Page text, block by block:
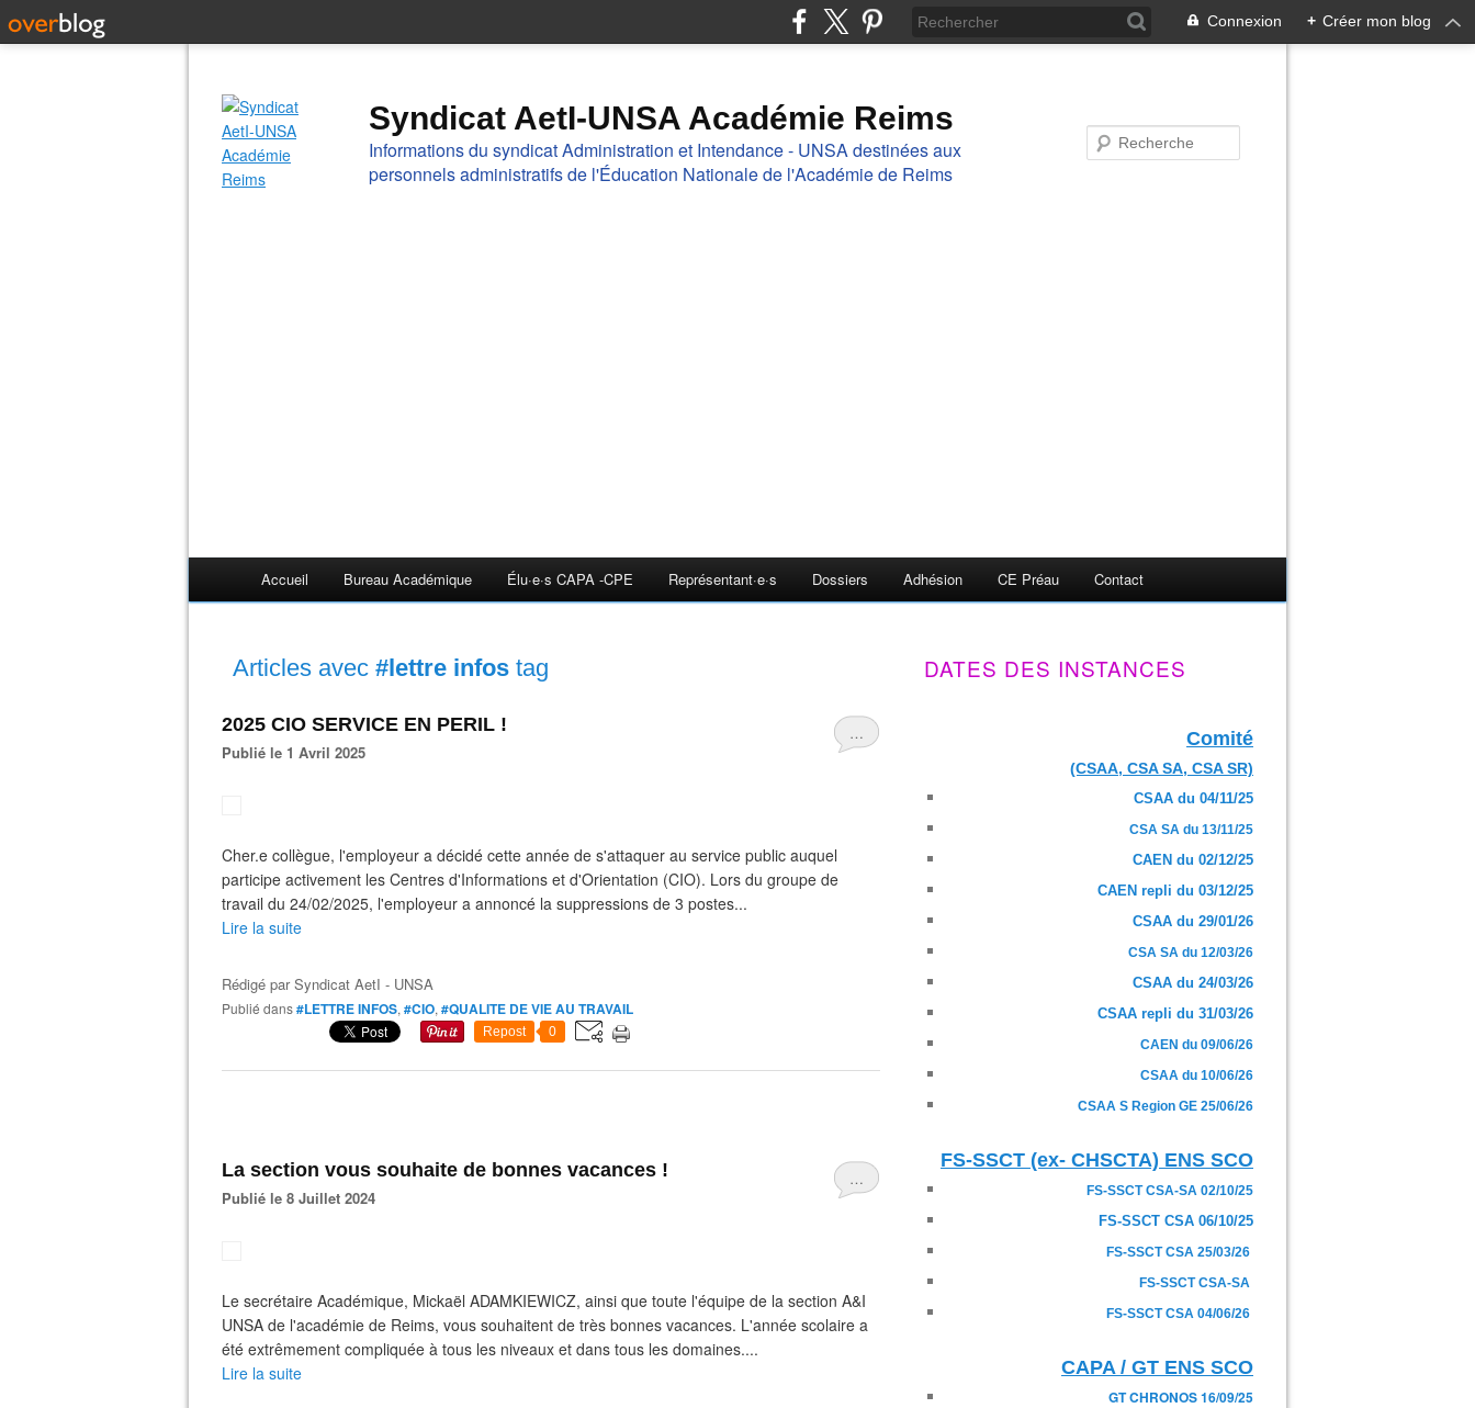
Connexion + Créer mon blog
Syndicat AetI-UNSA Académie Reims
Informations du syndicat Administration et Intendance - UNSA destinées aux
personnels administratifs de l'Éducation Nationale de l'Académie de Reims
Accueil Bureau Académique Élu·e·s CAPA -CPE Représentant·e·s Dossiers Adhésion CE Préau Contact
Articles avec #lettre infos tag
…
2025 CIO SERVICE EN PERIL !
Publié le 1 Avril 2025
Cher.e collègue, l'employeur a décidé cette année de s'attaquer au service public auquel
participe activement les Centres d'Informations et d'Orientation (CIO). Lors du groupe de
travail du 24/02/2025, l'employeur a annoncé la suppressions de 3 postes...
Lire la suite
Rédigé parSyndicat AetI - UNSA
Publié dans#LETTRE INFOS, #CIO, #QUALITE DE VIE AU TRAVAIL
Repost 0
…
La section vous souhaite de bonnes vacances !
Publié le 8 Juillet 2024
Le secrétaire Académique, Mickaël ADAMKIEWICZ, ainsi que toute l'équipe de la section A&I
UNSA de l'académie de Reims, vous souhaitent de très bonnes vacances. L'année scolaire a
été extrêmement compliquée à tous les niveaux et dans tous les domaines....
Lire la suite
DATES DES INSTANCES
Comité
(CSAA, CSA SA, CSA SR)
CSAA du 04/11/25
CSA SA du 13/11/25
CAEN du 02/12/25
CAEN repli du 03/12/25
CSAA du 29/01/26
CSA SA du 12/03/26
CSAA du 24/03/26
CSAA repli du 31/03/26
CAEN du 09/06/26
CSAA du 10/06/26
CSAA S Region GE 25/06/26
FS-SSCT (ex- CHSCTA) ENS SCO
FS-SSCT CSA-SA 02/10/25
FS-SSCT CSA 06/10/25
FS-SSCT CSA 25/03/26
FS-SSCT CSA-SA
FS-SSCT CSA 04/06/26
CAPA / GT ENS SCO
GT CHRONOS 16/09/25